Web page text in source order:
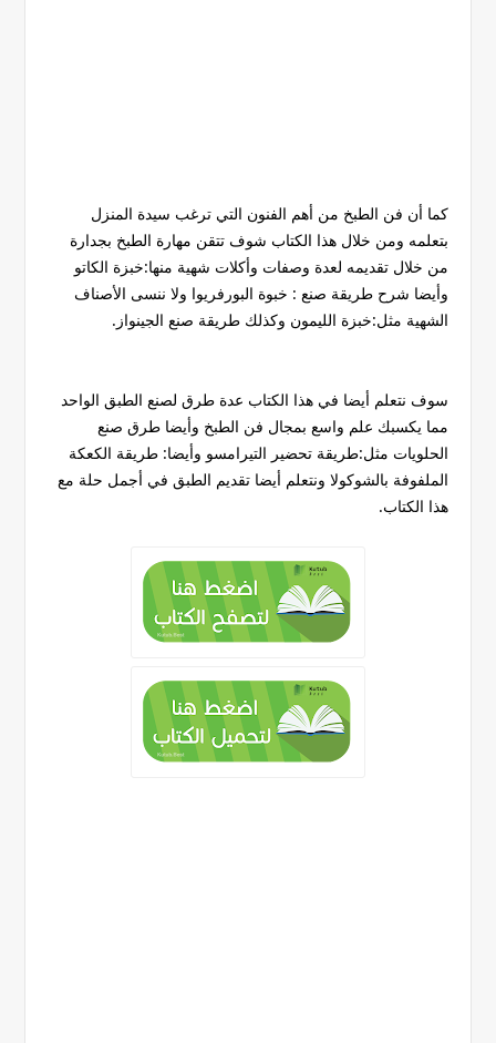
كما أن فن الطبخ من أهم الفنون التي ترغب سيدة المنزل
بتعلمه ومن خلال هذا الكتاب شوف تتقن مهارة الطبخ بجدارة
من خلال تقديمه لعدة وصفات وأكلات شهية منها:خبزة الكاتو
وأيضا شرح طريقة صنع : خبوة البورفريوا ولا ننسى الأصناف
الشهية مثل:خبزة الليمون وكذلك طريقة صنع الجينواز.
سوف نتعلم أيضا في هذا الكتاب عدة طرق لصنع الطبق الواحد
مما يكسبك علم واسع بمجال فن الطبخ وأيضا طرق صنع
الحلويات مثل:طريقة تحضير التيرامسو وأيضا: طريقة الكعكة
الملفوفة بالشوكولا ونتعلم أيضا تقديم الطبق في أجمل حلة مع
هذا الكتاب.